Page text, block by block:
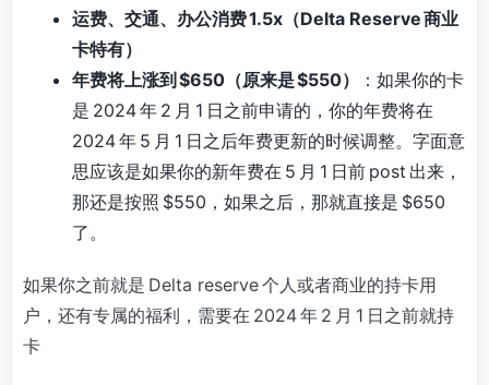
运费、交通、办公消费 1.5x（Delta Reserve 商业
卡特有）
年费将上涨到 $650（原来是 $550）
：如果你的卡
是 2024 年 2 月 1 日之前申请的，你的年费将在
2024 年 5 月 1 日之后年费更新的时候调整。字面意
思应该是如果你的新年费在 5 月 1 日前 post 出来，
那还是按照 $550，如果之后，那就直接是 $650
了。
如果你之前就是 Delta reserve 个人或者商业的持卡用
户，还有专属的福利，需要在 2024 年 2 月 1 日之前就持
卡